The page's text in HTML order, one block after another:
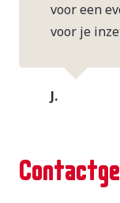
voor een
voor je
J.